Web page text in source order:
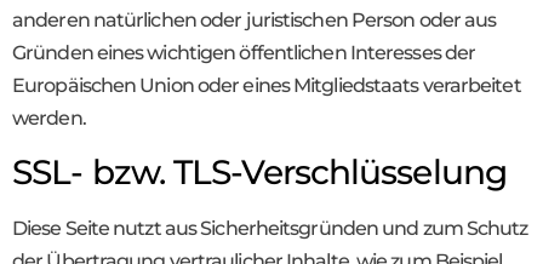
anderen natürlichen oder juristischen Person oder aus
Gründen eines wichtigen öffentlichen Interesses der
Europäischen Union oder eines Mitgliedstaats verarbeitet
werden.
SSL- bzw. TLS-Verschlüsselung
Diese Seite nutzt aus Sicherheitsgründen und zum Schutz